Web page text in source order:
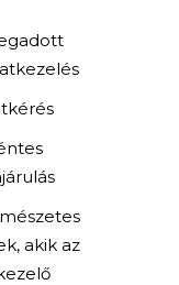
akik az